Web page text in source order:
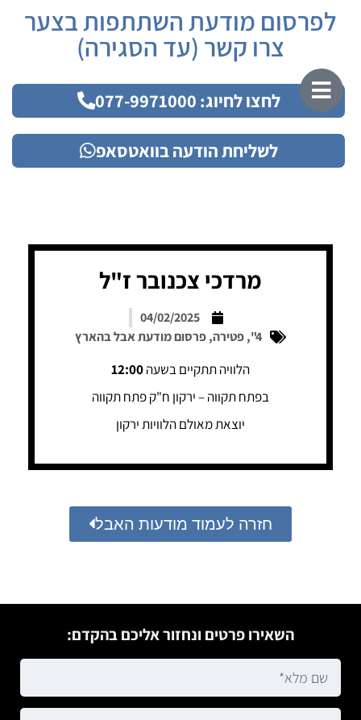
לפרסום מודעת השתתפות בצער
צרו קשר (עד הסגירה)
לחצו לחיוג: 077-9971000
לשליחת הודעה בוואטסאפ
מרדכי צכנובר ז"ל
04/02/2025
4"
,פטירה,פרסום מודעת אבל בהארץ
הלוויה תתקיים בשעה12:00
בפתח תקווה – ירקון ח"ק פתח תקווה
יוצאת מאולם הלוויות ירקון
חזרה לעמוד מודעות האבל
השאירו פרטים ונחזור אליכם בהקדם: